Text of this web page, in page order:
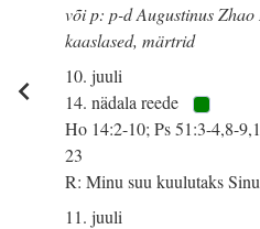
või p: p-d Augustinus Zhao
kaaslased, märtrid
10. juuli
14. nädala reede
Ho 14:2-10; Ps 51:3-4,8-
23
R: Minu suu kuulutaks
11. juuli